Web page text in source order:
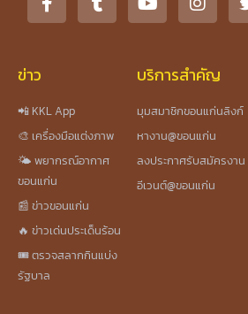
ข่าว
📲 KKL App
🎨 เครื่องมือแต่งภาพ
🌤️ พยากรณ์อากาศ
ขอนแก่น
📰 ข่าวขอนแก่น
🔥 ข่าวเด่นประเด็นร้อน
🎟️ ตรวจสลากกินแบ่ง
รัฐบาล
บริการสำคัญ
มุมสมาชิกขอนแก่นลิงก์
หางาน@ขอนแก่น
ลงประกาศรับสมัครงาน
อีเวนต์@ขอนแก่น